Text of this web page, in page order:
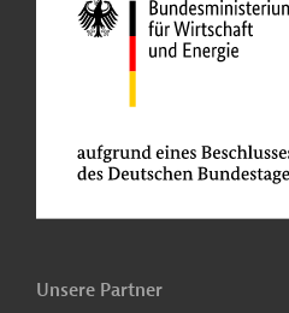
Unsere Partner